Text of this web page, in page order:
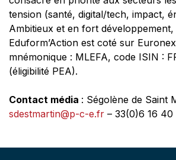
tension (santé, digital/tech, impact,
Ambitieux et en fort
Eduform’Action est coté sur
mnémonique : MLEFA, code ISIN :
(éligibilité PEA).
Contact média : Ségolène de Saint
sdestmartin@p-c-e.fr – 33(0)6 16 40